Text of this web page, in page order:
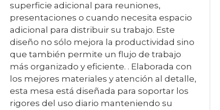
superficie adicional para reuniones,
presentaciones o cuando necesita espacio
adicional para distribuir su trabajo. Este
diseño no sólo mejora la productividad sino
que también permite un flujo de trabajo
más organizado y eficiente. . Elaborada con
los mejores materiales y atención al detalle,
esta mesa está diseñada para soportar los
rigores del uso diario manteniendo su